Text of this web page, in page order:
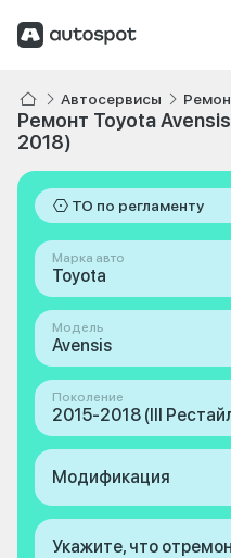
Автосервисы
Ремонт Toyota
2018)
ТО по регламенту
Марка авто
Toyota
Модель
Avensis
Поколение
2015-2018 (III
Модификация
Укажите, что